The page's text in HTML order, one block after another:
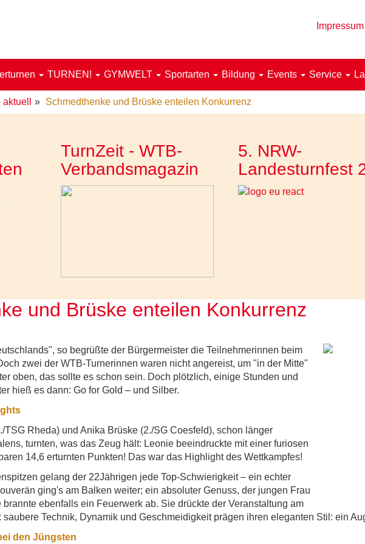
Impressum
TURNEN! GYMWELT Sportarten Bildung Events Service
Schmedthenke und Brüske enteilen Konkurrenz
TurnZeit - WTB-
Verbandsmagazin
5. NRW-
Landesturnfest
und Brüske enteilen Konkurrenz
so begrüßte der Bürgermeister die Teilnehmerinnen beim
zwei der WTB-Turnerinnen waren nicht angereist, um "in der Mitte"
oben, das sollte es schon sein. Doch plötzlich, einige Stunden und
hieß es dann: Go for Gold – und Silber.
TSG Rheda) und Anika Brüske (2./SG Coesfeld), schon länger
turnten, was das Zeug hält: Leonie beeindruckte mit einer furiosen
14,6 erturnten Punkten! Das war das Highlight des Wettkampfes!
gelang der 22Jährigen jede Top-Schwierigkeit – ein echter
ging's am Balken weiter; ein absoluter Genuss, der jungen Frau
ebenfalls ein Feuerwerk ab. Sie drückte der Veranstaltung am
saubere Technik, Dynamik und Geschmeidigkeit prägen ihren eleganten Stil: ein
den Jüngsten